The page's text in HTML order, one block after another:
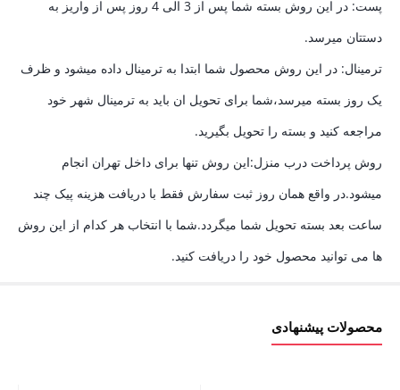
پست: در این روش بسته شما پس از 3 الی 4 روز پس از واریز به
دستتان میرسد.
ترمینال: در این روش محصول شما ابتدا به ترمینال داده میشود و ظرف
یک روز بسته میرسد،شما برای تحویل ان باید به ترمینال شهر خود
مراجعه کنید و بسته را تحویل بگیرید.
روش پرداخت درب منزل:این روش تنها برای داخل تهران انجام
میشود.در واقع همان روز ثبت سفارش فقط با دریافت هزینه پیک چند
ساعت بعد بسته تحویل شما میگردد.شما با انتخاب هر کدام از این روش
ها می توانید محصول خود را دریافت کنید.
محصولات پیشنهادی